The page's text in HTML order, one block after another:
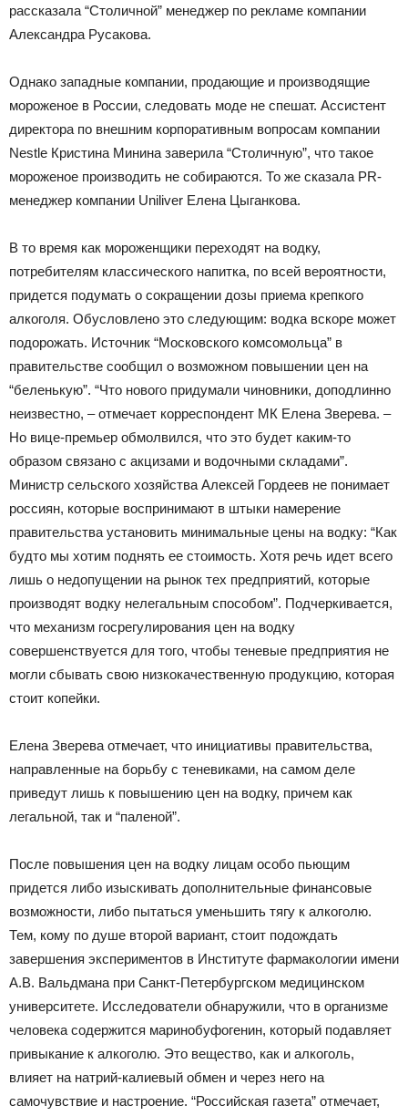
рассказала “Столичной” менеджер по рекламе компании
Александра Русакова.
Однако западные компании, продающие и производящие
мороженое в России, следовать моде не спешат. Ассистент
директора по внешним корпоративным вопросам компании
Nestle Кристина Минина заверила “Столичную”, что такое
мороженое производить не собираются. То же сказала PR-
менеджер компании Uniliver Елена Цыганкова.
В то время как мороженщики переходят на водку,
потребителям классического напитка, по всей вероятности,
придется подумать о сокращении дозы приема крепкого
алкоголя. Обусловлено это следующим: водка вскоре может
подорожать. Источник “Московского комсомольца” в
правительстве сообщил о возможном повышении цен на
“беленькую”. “Что нового придумали чиновники, доподлинно
неизвестно, – отмечает корреспондент МК Елена Зверева. –
Но вице-премьер обмолвился, что это будет каким-то
образом связано с акцизами и водочными складами”.
Министр сельского хозяйства Алексей Гордеев не понимает
россиян, которые воспринимают в штыки намерение
правительства установить минимальные цены на водку: “Как
будто мы хотим поднять ее стоимость. Хотя речь идет всего
лишь о недопущении на рынок тех предприятий, которые
производят водку нелегальным способом”. Подчеркивается,
что механизм госрегулирования цен на водку
совершенствуется для того, чтобы теневые предприятия не
могли сбывать свою низкокачественную продукцию, которая
стоит копейки.
Елена Зверева отмечает, что инициативы правительства,
направленные на борьбу с теневиками, на самом деле
приведут лишь к повышению цен на водку, причем как
легальной, так и “паленой”.
После повышения цен на водку лицам особо пьющим
придется либо изыскивать дополнительные финансовые
возможности, либо пытаться уменьшить тягу к алкоголю.
Тем, кому по душе второй вариант, стоит подождать
завершения экспериментов в Институте фармакологии имени
А.В. Вальдмана при Санкт-Петербургском медицинском
университете. Исследователи обнаружили, что в организме
человека содержится маринобуфогенин, который подавляет
привыкание к алкоголю. Это вещество, как и алкоголь,
влияет на натрий-калиевый обмен и через него на
самочувствие и настроение. “Российская газета” отмечает,